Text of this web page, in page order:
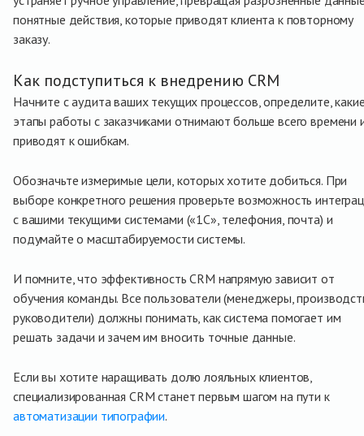
понятные действия, которые приводят клиента к повторному
заказу.
Как подступиться к внедрению CRM
Начните с аудита ваших текущих процессов, определите,
этапы работы с заказчиками отнимают больше всего времени
приводят к ошибкам.
Обозначьте измеримые цели, которых хотите добиться. При
выборе конкретного решения проверьте возможность
с вашими текущими системами («1С», телефония, почта) и
подумайте о масштабируемости системы.
И помните, что эффективность CRM напрямую зависит от
обучения команды. Все пользователи (менеджеры,
руководители) должны понимать, как система помогает им
решать задачи и зачем им вносить точные данные.
Если вы хотите наращивать долю лояльных клиентов,
специализированная CRM станет первым шагом на пути к
автоматизации типографии.